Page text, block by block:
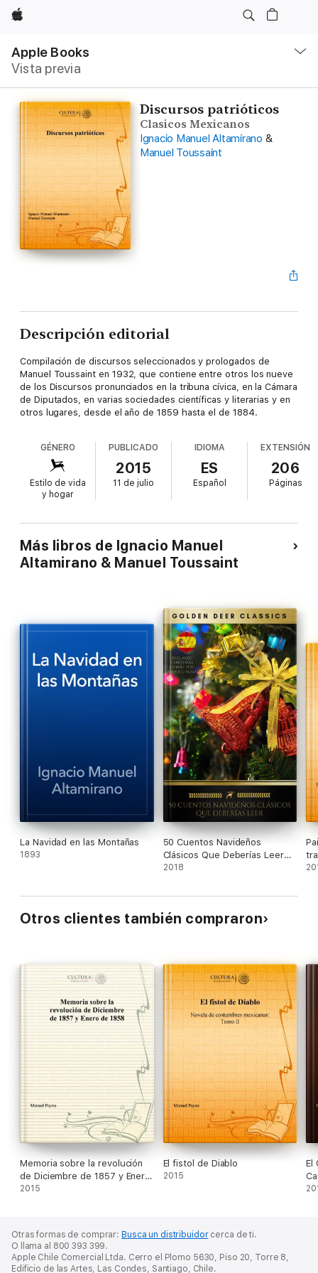
Apple
Apple Books
Vista previa
local
Abrir
Discursos patrióticos
Clasicos Mexicanos
Ignacio Manuel Altamirano &
Manuel Toussaint
Descripción editorial
Compilación de discursos seleccionados y prologados de
Manuel Toussaint en 1932, que contiene entre otros los nueve
de los Discursos pronunciados en la tribuna cívica, en la Cámara
de Diputados, en varias sociedades científicas y literarias y en
otros lugares, desde el año de 1859 hasta el de 1884.
GÉNERO
Estilo de vida
y hogar
PUBLICADO
2015
11 de julio
IDIOMA
ES
Español
EXTENSIÓN
206
Páginas
Más libros de Ignacio Manuel
Altamirano & Manuel Toussaint
La Navidad en las Montañas
1893
50 Cuentos Navideños
Clásicos Que Deberías Leer
(Golden Deer Classics)
2018
Otros clientes también compraron
Memoria sobre la revolución
de Diciembre de 1857 y Enero
de 1858
2015
El fistol de Diablo
2015
El
Otras formas de comprar:Busca un distribuidorcerca de ti.
O llama al 800 393 399.
Apple Chile Comercial Ltda. Cerro el Plomo 5630, Piso 20, Torre 8,
Edificio de las Artes, Las Condes, Santiago, Chile.